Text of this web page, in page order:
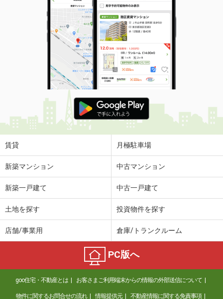
賃貸 月極駐車場
新築マンション 中古マンション
新築一戸建て 中古一戸建て
土地を探す 投資物件を探す
店舗/事業用 倉庫/トランクルーム
PC版へ
goo住宅・不動産とは お客さまご利用端末からの情報の外部送信について
物件に関するお問合せの流れ 情報提供元 不動産情報に関する免責事項